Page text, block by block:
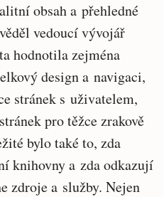
obsah a přehledné
vedoucí vývojář
hodnotila zejména
design a navigaci,
stránek s uživatelem,
pro těžce zrakově
bylo také to, zda
knihovny a zda odkazují
zdroje a služby. Nejen